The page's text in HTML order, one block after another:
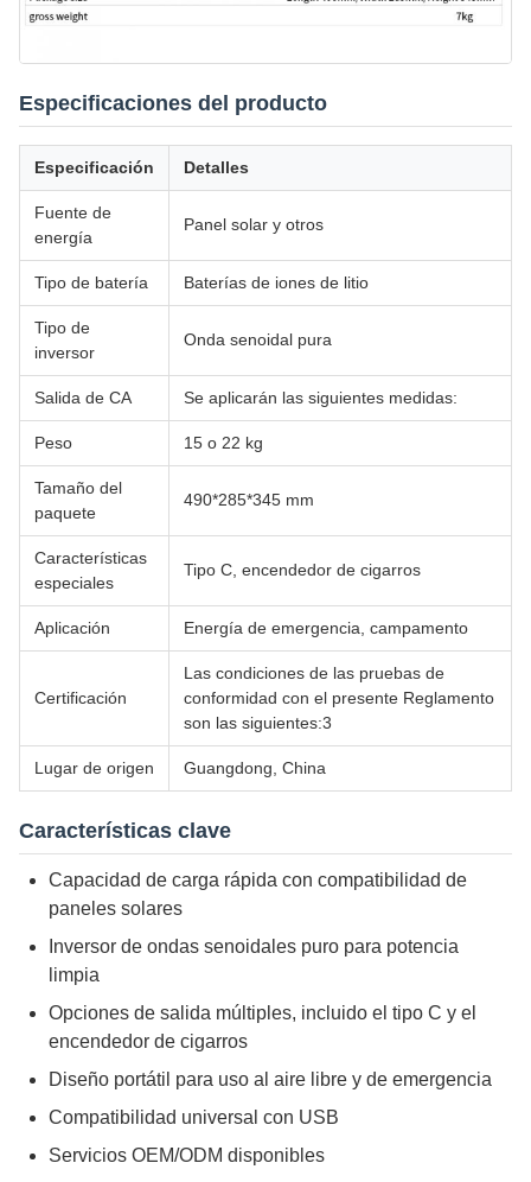
Especificaciones del producto
Especificación Detalles
Fuente de
energía
Panel solar y otros
Tipo de batería Baterías de iones de litio
Tipo de
inversor
Onda senoidal pura
Salida de CA Se aplicarán las siguientes medidas:
Peso 15 o 22 kg
Tamaño del
paquete
490*285*345 mm
Características
especiales
Tipo C, encendedor de cigarros
Aplicación Energía de emergencia, campamento
Certificación
Las condiciones de las pruebas de
conformidad con el presente Reglamento
son las siguientes:3
Lugar de origen Guangdong, China
Características clave
Capacidad de carga rápida con compatibilidad de
paneles solares
Inversor de ondas senoidales puro para potencia
limpia
Opciones de salida múltiples, incluido el tipo C y el
encendedor de cigarros
Diseño portátil para uso al aire libre y de emergencia
Compatibilidad universal con USB
Servicios OEM/ODM disponibles